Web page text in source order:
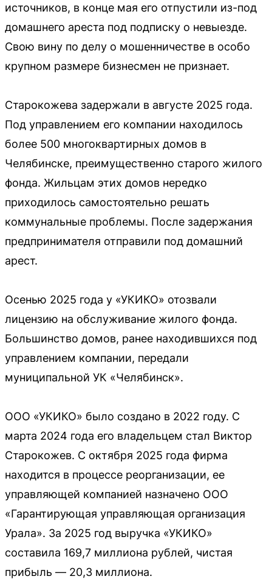
источников, в конце мая его отпустили из-под
домашнего ареста под подписку о невыезде.
Свою вину по делу о мошенничестве в особо
крупном размере бизнесмен не признает.
Старокожева задержали в августе 2025 года.
Под управлением его компании находилось
более 500 многоквартирных домов в
Челябинске, преимущественно старого жилого
фонда. Жильцам этих домов нередко
приходилось самостоятельно решать
коммунальные проблемы. После задержания
предпринимателя отправили под домашний
арест.
Осенью 2025 года у «УКИКО» отозвали
лицензию на обслуживание жилого фонда.
Большинство домов, ранее находившихся под
управлением компании, передали
муниципальной УК «Челябинск».
ООО «УКИКО» было создано в 2022 году. С
марта 2024 года его владельцем стал Виктор
Старокожев. С октября 2025 года фирма
находится в процессе реорганизации, ее
управляющей компанией назначено ООО
«Гарантирующая управляющая организация
Урала». За 2025 год выручка «УКИКО»
составила 169,7 миллиона рублей, чистая
прибыль — 20,3 миллиона.